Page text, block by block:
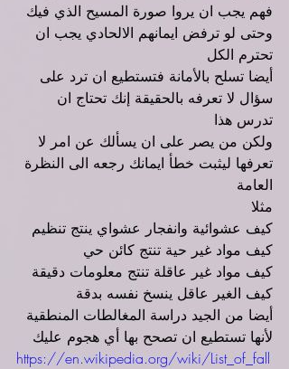
فهم يجب ان يروا صورة المسيح الذي فيك
وحتى لو ترفض ايمانهم الالحادي يجب ان
تحترم الكل
أيضا تسلح بالأمانة فتستطيع ان ترد على
سؤال لا تعرفه بالحقيقة إنك تحتاج ان
تدرس هذا
ولكن من يصر على ان يسألك عن امر لا
تعرفها ليثبت خطأ ايمانك رجعه الى النظرة
العامة
مثلا
كيف عشوائية وانفجار عشواي ينتج تنظيم
كيف مواد غير حية تنتج كائن حي
كيف مواد غير عاقلة تنتج معلومات دقيقة
كيف الغير عاقل ينسخ نفسه بدقة
أيضا من الجيد دراسة المغالطات المنطقية
لأنها تستطيع ان تصحح بها أي هجوم عليك
https://en.wikipedia.org/wiki/List_of_fall